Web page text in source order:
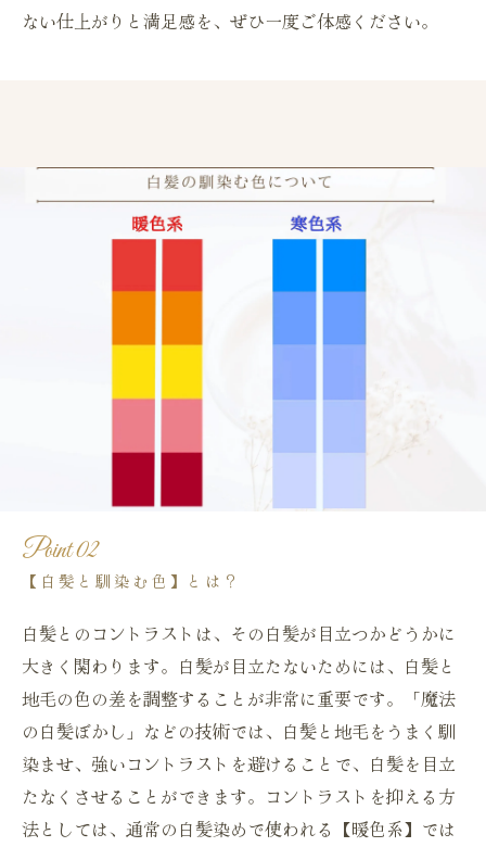
ない仕上がりと満足感を、ぜひ一度ご体感ください。
Point 02
【白髪と馴染む色】とは？
白髪とのコントラストは、その白髪が目立つかどうかに
大きく関わります。白髪が目立たないためには、白髪と
地毛の色の差を調整することが非常に重要です。「魔法
の白髪ぼかし」などの技術では、白髪と地毛をうまく馴
染ませ、強いコントラストを避けることで、白髪を目立
たなくさせることができます。コントラストを抑える方
法としては、通常の白髪染めで使われる【暖色系】では